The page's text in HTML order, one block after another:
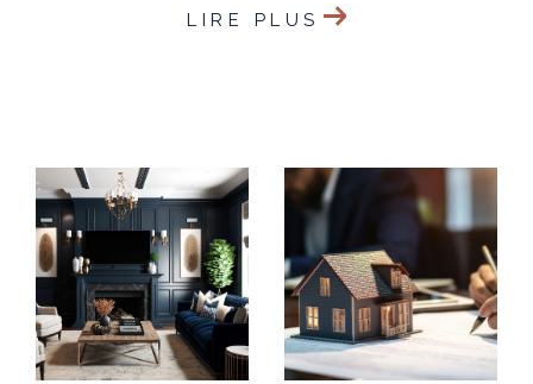
relâche pour vous aider à atteindre vos
objectifs et réaliser votre projet de vente
de manière efficace.
En faisant appel à notre agence, vous
bénéficierez d'une visibilité exceptionnelle
LIRE PLUS